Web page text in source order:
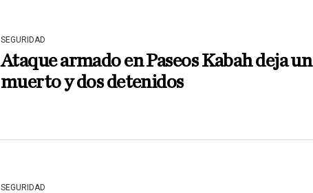
SEGURIDAD
Ataque armado en Paseos Kabah deja un
muerto y dos detenidos
SEGURIDAD